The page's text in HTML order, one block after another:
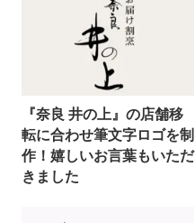
『奈良 井の上』の店舗移
転に合わせ筆文字ロゴを制
作！嬉しいお言葉もいただ
きました